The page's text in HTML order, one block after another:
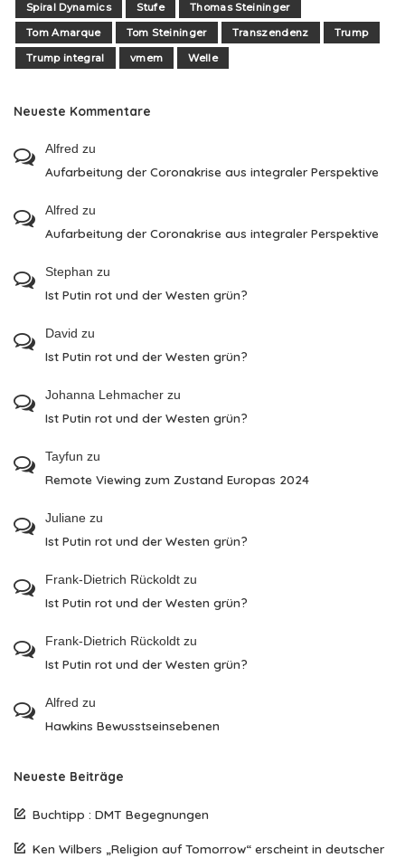
Spiral Dynamics Stufe
Thomas Steininger
Tom Amarque
Tom Steininger Transzendenz
Trump
Trump integral
vmem Welle
Neueste Kommentare
Alfred zu
Aufarbeitung der Coronakrise aus integraler Perspektive
Alfred zu
Aufarbeitung der Coronakrise aus integraler Perspektive
Stephan zu
Ist Putin rot und der Westen grün?
David zu
Ist Putin rot und der Westen grün?
Johanna Lehmacher zu
Ist Putin rot und der Westen grün?
Tayfun zu
Remote Viewing zum Zustand Europas 2024
Juliane zu
Ist Putin rot und der Westen grün?
Frank-Dietrich Rückoldt zu
Ist Putin rot und der Westen grün?
Frank-Dietrich Rückoldt zu
Ist Putin rot und der Westen grün?
Alfred zu
Hawkins Bewusstseinsebenen
Neueste Beiträge
Buchtipp : DMT Begegnungen
Ken Wilbers „Religion auf Tomorrow“ erscheint in deutscher